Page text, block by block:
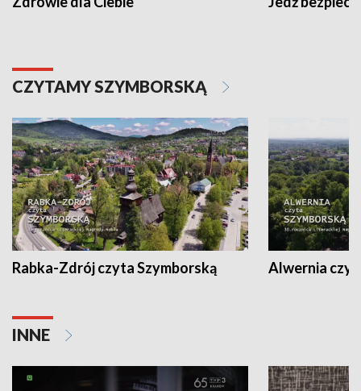
CZYTAMY SZYMBORSKĄ
Rabka-Zdrój czyta Szymborską Alwernia
INNE